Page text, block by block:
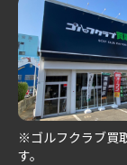
※ゴルフクラブ買
す。